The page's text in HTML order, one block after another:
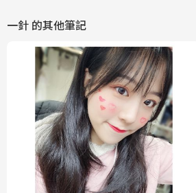
一針 的其他筆記